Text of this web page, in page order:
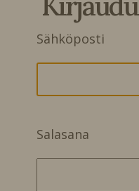
Sähköposti
Salasana